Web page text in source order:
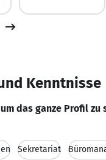
Kenntnisse
das ganze Profil zu
Sekretariat